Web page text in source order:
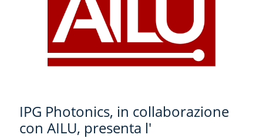
IPG Photonics, in collaborazione
con AILU, presenta l'